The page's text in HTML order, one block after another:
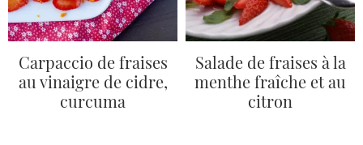
Carpaccio de fraises
au vinaigre de cidre,
curcuma
Salade de fraises à la
menthe fraîche et au
citron